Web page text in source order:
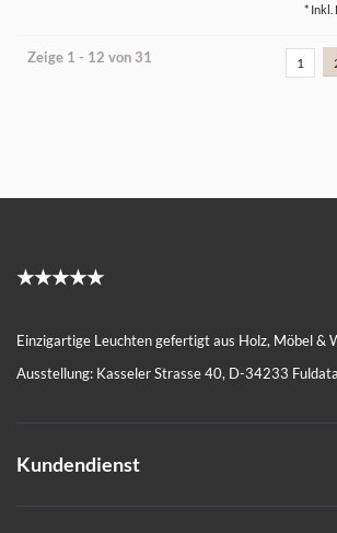
* Inkl.
Zeige 1 - 12 von 31 1
★★★★★
Einzigartige Leuchten gefertigt aus Holz, Möbel &
Ausstellung: Kasseler Strasse 40, D-34233
Kundendienst